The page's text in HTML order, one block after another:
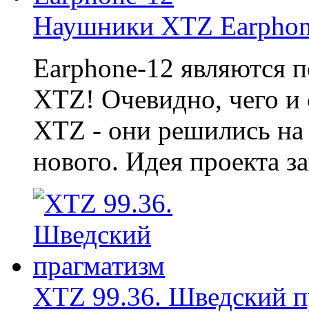
Наушники XTZ
Earphone-12 являются
XTZ! Очевидно, чего и
XTZ - они решились на
нового. Идея проекта
XTZ 99.36. Шведский